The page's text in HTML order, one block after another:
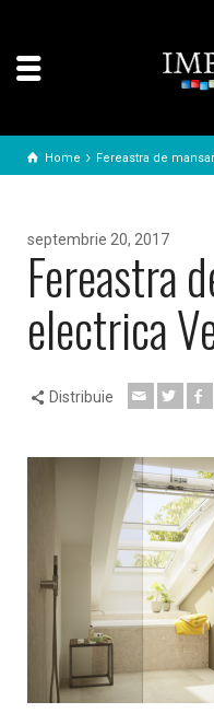
Home Fereastra de
septembrie 20, 2017
Fereastra
electrica
Distribuie